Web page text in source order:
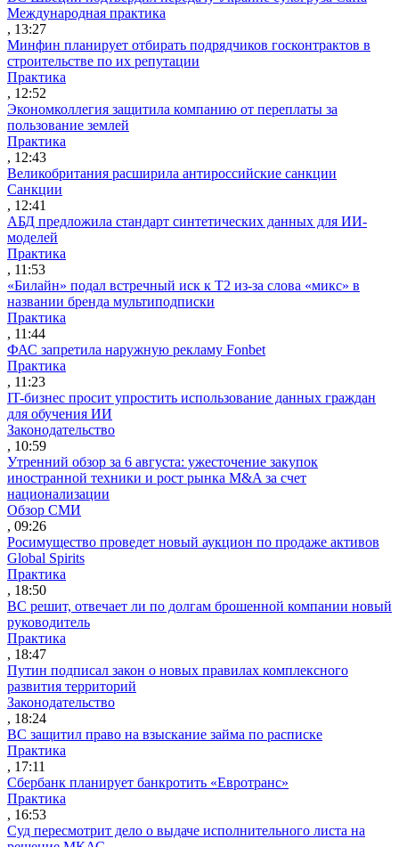
Международная практика
, 13:27
Минфин планирует отбирать подрядчиков госконтрактов в
строительстве по их репутации
Практика
, 12:52
Экономколлегия защитила компанию от переплаты за
пользование землей
Практика
, 12:43
Великобритания расширила антироссийские санкции
Санкции
, 12:41
АБД предложила стандарт синтетических данных для ИИ-
моделей
Практика
, 11:53
«Билайн» подал встречный иск к Т2 из-за слова «микс» в
названии бренда мультиподписки
Практика
, 11:44
ФАС запретила наружную рекламу Fonbet
Практика
, 11:23
IT-бизнес просит упростить использование данных граждан
для обучения ИИ
Законодательство
, 10:59
Утренний обзор за 6 августа: ужесточение закупок
иностранной техники и рост рынка M&A за счет
национализации
Обзор СМИ
, 09:26
Росимущество проведет новый аукцион по продаже активов
Global Spirits
Практика
, 18:50
ВС решит, отвечает ли по долгам брошенной компании новый
руководитель
Практика
, 18:47
Путин подписал закон о новых правилах комплексного
развития территорий
Законодательство
, 18:24
ВС защитил право на взыскание займа по расписке
Практика
, 17:11
Сбербанк планирует банкротить «Евротранс»
Практика
, 16:53
Суд пересмотрит дело о выдаче исполнительного листа на